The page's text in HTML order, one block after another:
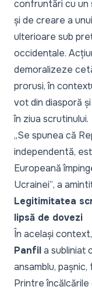
confruntări cu un
și de creare a
ulterioare sub
occidentale.
demoralizeze
prorusi, în
vot din diasporă
în ziua scrutinului.
„Se spunea că
independentă,
Europeană
Ucrainei”, a
Legitimitatea
lipsă de dovezi
În același
Panfila subliniat
ansamblu,
Printre